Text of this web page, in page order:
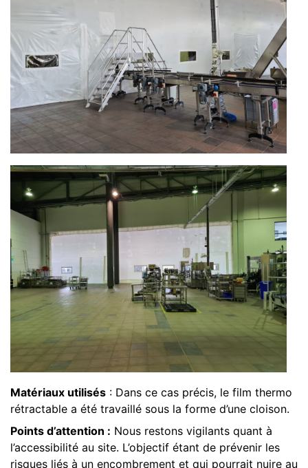
Matériaux utilisés : Dans ce cas précis, le film thermo
rétractable a été travaillé sous la forme d’une cloison.
Points d’attention : Nous restons vigilants quant à
l’accessibilité au site. L’objectif étant de prévenir les
risques liés à un encombrement et qui pourrait nuire au